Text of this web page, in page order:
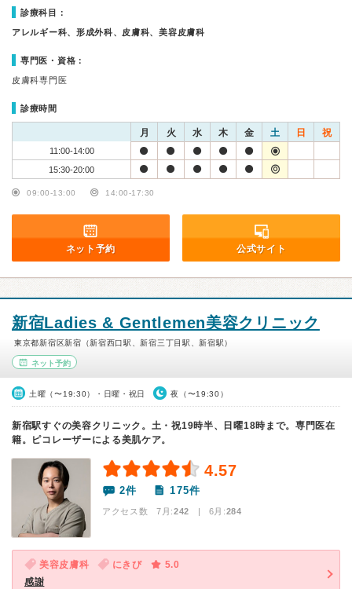
診療科目：
アレルギー科、形成外科、皮膚科、美容皮膚科
専門医・資格：
皮膚科専門医
診療時間
月 火 水 木 金 土 日 祝
11:00-14:00
15:30-20:00
09:00-13:00 14:00-17:30
ネット予約 公式サイト
新宿Ladies & Gentlemen美容クリニック
東京都新宿区新宿（新宿西口駅、新宿三丁目駅、新宿駅）
ネット予約
土曜（〜19:30）・日曜・祝日 夜（〜19:30）
新宿駅すぐの美容クリニック。土・祝19時半、日曜18時まで。専門医在
籍。ピコレーザーによる美肌ケア。
4.57
2件 175件
アクセス数 7月:242 | 6月:284
美容皮膚科 にきび
5.0
感謝